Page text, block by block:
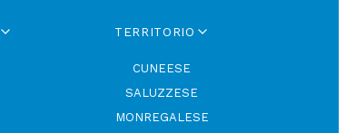
TERRITORIO
CUNEESE
SALUZZESE
MONREGALESE